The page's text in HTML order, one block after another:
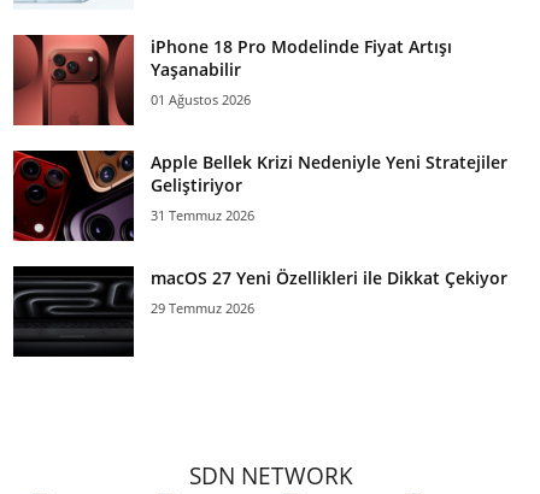
iPhone 18 Pro Modelinde Fiyat Artışı
Yaşanabilir
01 Ağustos 2026
Apple Bellek Krizi Nedeniyle Yeni Stratejiler
Geliştiriyor
31 Temmuz 2026
macOS 27 Yeni Özellikleri ile Dikkat Çekiyor
29 Temmuz 2026
SDN NETWORK